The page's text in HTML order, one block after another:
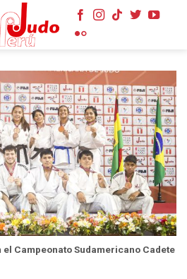
Campeonato Sudamericano Cadete